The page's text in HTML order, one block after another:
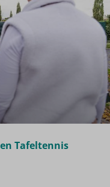
Tafeltennis